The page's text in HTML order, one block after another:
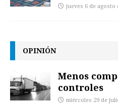
jueves 6 de agosto
OPINIÓN
Menos
controles
miércoles 29 de